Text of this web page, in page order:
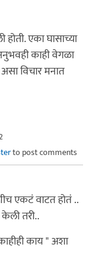
एका घासाच्या
काही वेगळा
विचार मनात
to post comments
एकटं वाटत होतं ..
तरी..
काय " अशा